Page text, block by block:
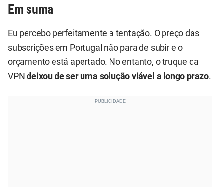
Em suma
Eu percebo perfeitamente a tentação. O preço das
subscrições em Portugal não para de subir e o
orçamento está apertado. No entanto, o truque da
VPNdeixou de ser uma solução viável a longo prazo.